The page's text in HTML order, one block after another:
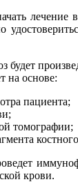
лечение
будет
на основе:
пациента;
томографии;
крови.